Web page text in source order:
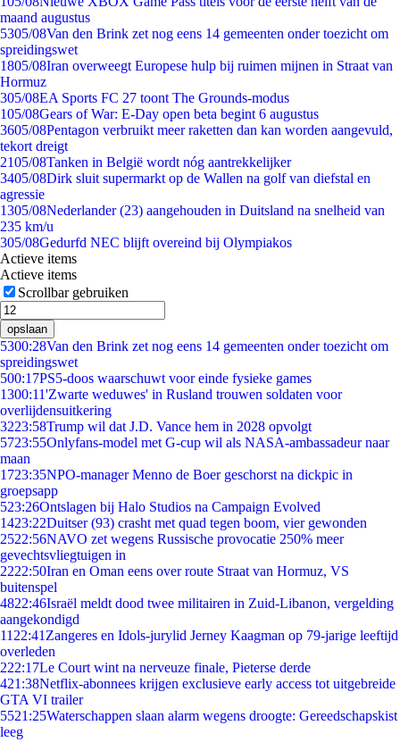
maand augustus
5305/08Van den Brink zet nog eens 14 gemeenten onder toezicht om
spreidingswet
1805/08Iran overweegt Europese hulp bij ruimen mijnen in Straat van
Hormuz
305/08EA Sports FC 27 toont The Grounds-modus
105/08Gears of War: E-Day open beta begint 6 augustus
3605/08Pentagon verbruikt meer raketten dan kan worden aangevuld,
tekort dreigt
2105/08Tanken in België wordt nóg aantrekkelijker
3405/08Dirk sluit supermarkt op de Wallen na golf van diefstal en
agressie
1305/08Nederlander (23) aangehouden in Duitsland na snelheid van
235 km/u
305/08Gedurfd NEC blijft overeind bij Olympiakos
Actieve items
Actieve items
Scrollbar gebruiken
opslaan
5300:28Van den Brink zet nog eens 14 gemeenten onder toezicht om
spreidingswet
500:17PS5-doos waarschuwt voor einde fysieke games
1300:11'Zwarte weduwes' in Rusland trouwen soldaten voor
overlijdensuitkering
3223:58Trump wil dat J.D. Vance hem in 2028 opvolgt
5723:55Onlyfans-model met G-cup wil als NASA-ambassadeur naar
maan
1723:35NPO-manager Menno de Boer geschorst na dickpic in
groepsapp
523:26Ontslagen bij Halo Studios na Campaign Evolved
1423:22Duitser (93) crasht met quad tegen boom, vier gewonden
2522:56NAVO zet wegens Russische provocatie 250% meer
gevechtsvliegtuigen in
2222:50Iran en Oman eens over route Straat van Hormuz, VS
buitenspel
4822:46Israël meldt dood twee militairen in Zuid-Libanon, vergelding
aangekondigd
11 22:41 Zangeres en Idols-jurylid Jerney Kaagman op 79-jarige leeftijd
overleden
222:17Le Court wint na nerveuze finale, Pieterse derde
421:38Netflix-abonnees krijgen exclusieve early access tot uitgebreide
GTA VI trailer
5521:25Waterschappen slaan alarm wegens droogte: Gereedschapskist
leeg